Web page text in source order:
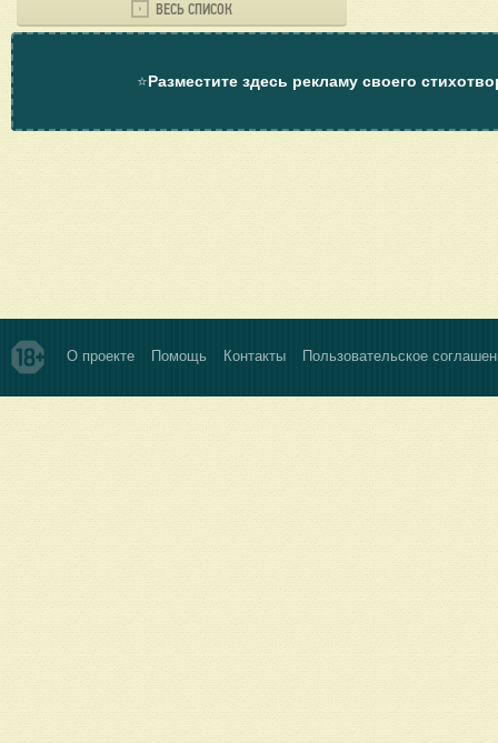
ВЕСЬ СПИСОК
⭐Разместите здесь рекламу своего
О проекте Помощь Контакты Пользовательское